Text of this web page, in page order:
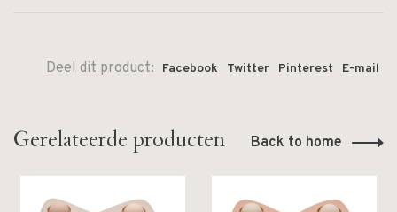
Deel dit product: Facebook Twitter Pinterest E-mail
Gerelateerde producten Back to home